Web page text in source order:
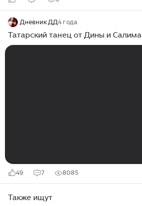
Дневник ДД4 года
Татарский танец от Дины и Салима
49 7 8085
Также ищут